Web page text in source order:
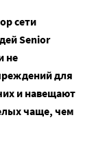
сети
Senior
не
для
и навещают
чаще, чем